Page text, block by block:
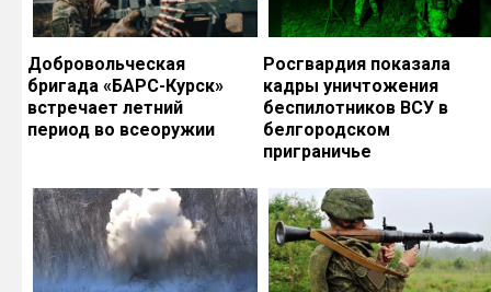
Добровольческая
бригада «БАРС-Курск»
встречает летний
период во всеоружии
Росгвардия показала
кадры уничтожения
беспилотников ВСУ в
белгородском
приграничье